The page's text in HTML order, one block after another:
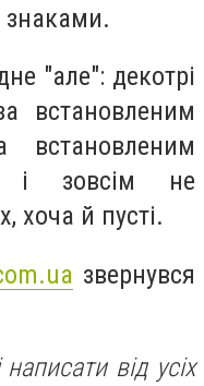
"але": декотрі
встановленим
і зовсім не
хоча й пусті.
звернувся
від усіх